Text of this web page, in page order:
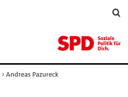
› Andreas Pazureck